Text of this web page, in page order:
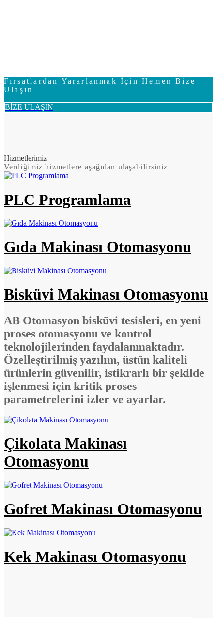
Fırsatlardan Yararlanmak İçin Hemen Bize
Ulaşın
BİZE ULAŞIN
Hizmetlerimiz
Verdiğimiz hizmetlere aşağıdan ulaşabilirsiniz
PLC Programlama
Gıda Makinası Otomasyonu
Bisküvi Makinası Otomasyonu
AB Otomasyon bisküvi tesisleri, en yeni
proses otomasyonu ve kontrol
teknolojilerinden faydalanmaktadır.
Özelleştirilmiş yazılım, üstün kaliteli
ürünlerin güvenilir, istikrarlı bir şekilde
işlenmesi için kritik proses
parametrelerini izler ve ayarlar.
Çikolata Makinası
Otomasyonu
Gofret Makinası Otomasyonu
Kek Makinası Otomasyonu